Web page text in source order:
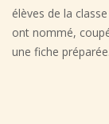
élèves de la
ont nommé,
une fiche préparée.